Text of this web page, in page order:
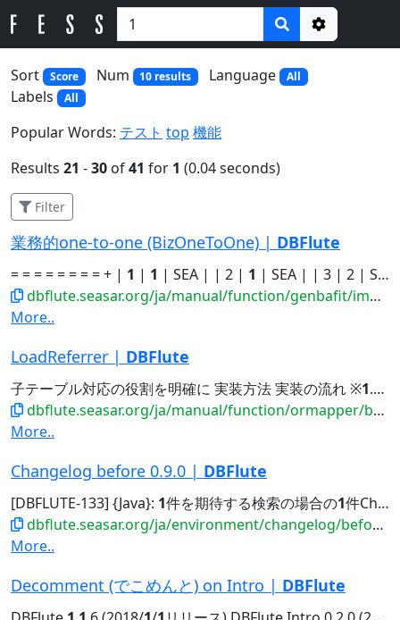
Options
Sort
Score Num 10 results Language All
Labels All
Popular Words: テスト top 機能
Results 21 -30 of41 for 1 (0.04 seconds)
Filter
業務的one-to-one (BizOneToOne) | DBFlute
= = = = = = = = + | 1 | 1 | SEA | | 2 | 1 | SEA | | 3 | 2 | SEA...会員住所 | |
dbflute.seasar.org/ja/manual/function/genbafit/implfit/bizonetoone/index.html
More..
LoadReferrer | DBFlute
子テーブル対応の役割を明確に 実装方法 実装の流れ ※1.1.x
dbflute.seasar.org/ja/manual/function/ormapper/behavior/select/loadreferrer.html
More..
Changelog before 0.9.0 | DBFlute
[DBFLUTE-133] {Java}: 1件を期待する検索の場合の1件CheckをResultSet時点で行う。 [DBFLUTE-132]...DBFlute-0.
dbflute.seasar.org/ja/environment/changelog/before090.html
More..
Decomment (でこめんと) on Intro | DBFlute